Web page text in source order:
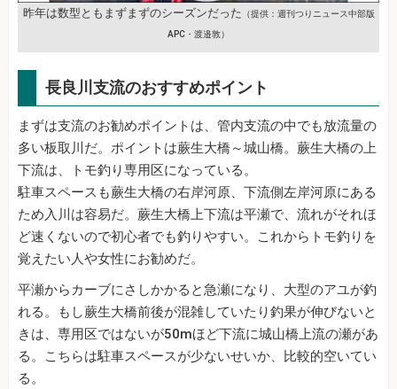
昨年は数型ともまずまずのシーズンだった （提供：週刊つりニュース中部版
APC・渡邉敦）
長良川支流のおすすめポイント
まずは支流のお勧めポイントは、管内支流の中でも放流量の
多い板取川だ。ポイントは蕨生大橋～城山橋。蕨生大橋の上
下流は、トモ釣り専用区になっている。
駐車スペースも蕨生大橋の右岸河原、下流側左岸河原にある
ため入川は容易だ。蕨生大橋上下流は平瀬で、流れがそれほ
ど速くないので初心者でも釣りやすい。これからトモ釣りを
覚えたい人や女性にお勧めだ。
平瀬からカーブにさしかかると急瀬になり、大型のアユが釣
れる。もし蕨生大橋前後が混雑していたり釣果が伸びないと
きは、専用区ではないが50mほど下流に城山橋上流の瀬があ
る。こちらは駐車スペースが少ないせいか、比較的空いてい
る。